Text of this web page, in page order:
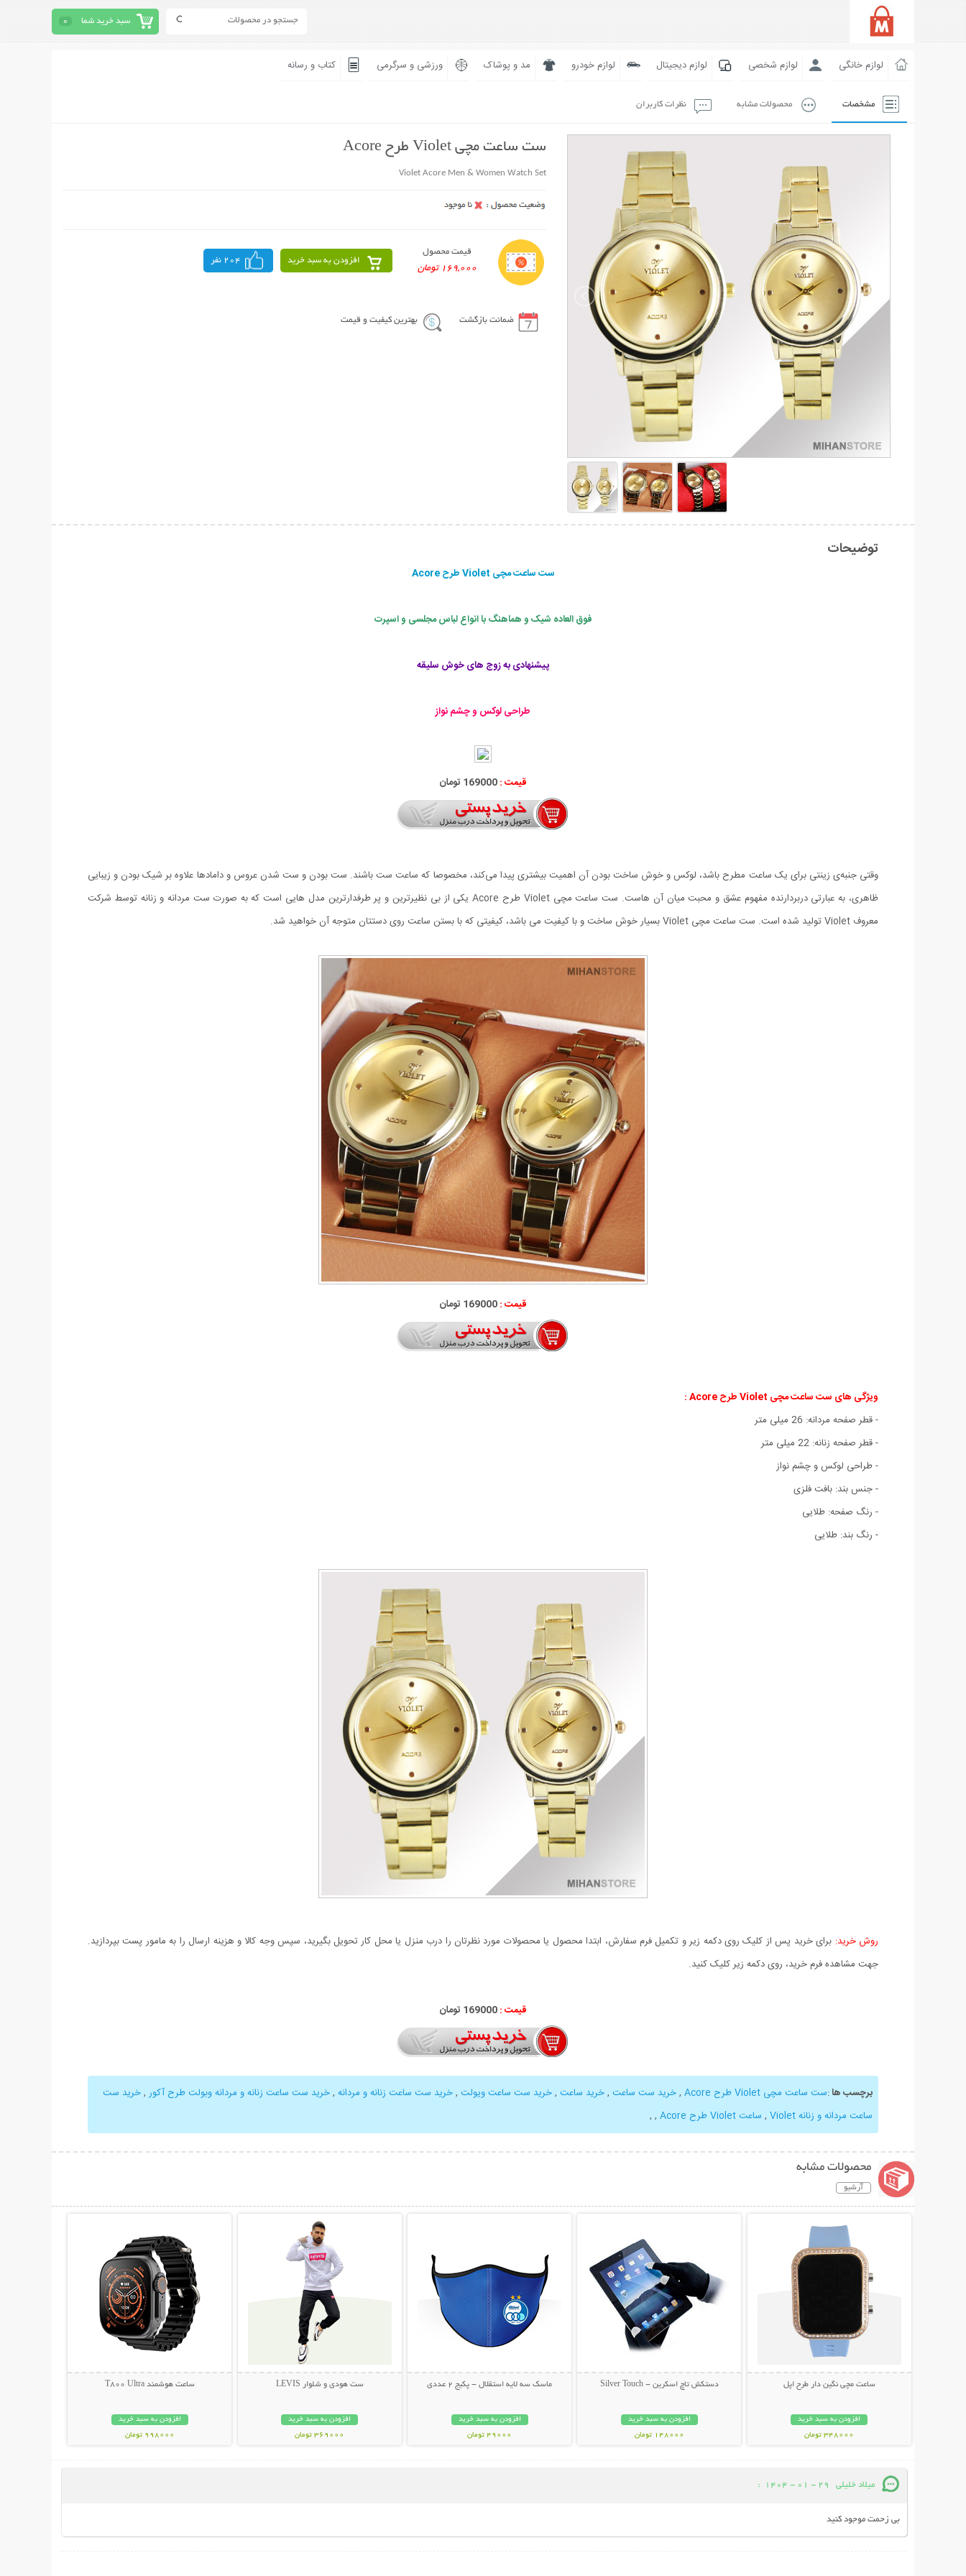
سبد خرید شما 0
لوازم خانگی لوازم شخصی لوازم دیجیتال لوازم خودرو مد و پوشاک ورزشی و سرگرمی کتاب و رسانه
مشخصات محصولات مشابه نظرات کاربران
ست ساعت مچی Violet طرح Acore
Violet Acore Men & Women Watch Set
قیمت محصول
169,000 تومان
افزودن به سبد خرید 204 نفر
ضمانت بازگشت بهترین کیفیت و قیمت
توضیحات
ست ساعت مچی Violet طرح Acore
فوق العاده شیک و هماهنگ با انواع لباس مجلسی و اسپرت
پیشنهادی به زوج های خوش سلیقه
طراحی لوکس و چشم نواز
قیمت :169000 تومان
وقتی جنبه‌ی زینتی برای یک ساعت مطرح باشد، لوکس و خوش ساخت بودن آن اهمیت بیشتری پیدا می‌کند، مخصوصا که ساعت ست باشند. ست بودن و ست شدن عروس و دامادها علاوه بر شیک بودن و زیبایی
ظاهری، به عبارتی دربردارنده مفهوم عشق و محبت میان آن هاست. ست ساعت مچی Violet طرح Acore یکی از بی نظیرترین و پر طرفدارترین مدل هایی است که به صورت ست مردانه و زنانه توسط شرکت
معروف Violet تولید شده است. ست ساعت مچی Violet بسیار خوش ساخت و با کیفیت می باشد، کیفیتی که با بستن ساعت روی دستتان متوجه آن خواهید شد.
قیمت :169000 تومان
ویژگی های ست ساعت مچی Violet طرح Acore :
- قطر صفحه مردانه: 26 میلی متر
- قطر صفحه زنانه: 22 میلی متر
- طراحی لوکس و چشم نواز
- جنس بند: بافت فلزی
- رنگ صفحه: طلایی
- رنگ بند: طلایی
روش خرید: برای خرید پس از کلیک روی دکمه زیر و تکمیل فرم سفارش، ابتدا محصول یا محصولات مورد نظرتان را درب منزل یا محل کار تحویل بگیرید، سپس وجه کالا و هزینه ارسال را به مامور پست بپردازید.
جهت مشاهده فرم خرید، روی دکمه زیر کلیک کنید.
قیمت : 169000 تومان
برچسب ها:ست ساعت مچی Violet طرح Acore ,خرید ست ساعت ,خرید ساعت ,خرید ست ساعت ویولت ,خرید ست ساعت زنانه و مردانه ,خرید ست ساعت زنانه و مردانه وبولت طرح آکور ,خرید ست
ساعت مردانه و زنانه Violet
, ساعت Violet طرح Acore ,
,
محصولات مشابه
آرشیو
ساعت مچی نگین دار طرح اپل
افزودن به سبد خرید
348000 تومان
دستکش تاچ اسکرین - Silver Touch
افزودن به سبد خرید
148000 تومان
ماسک سه لایه استقلال - پکیج 2 عددی
افزودن به سبد خرید
49000 تومان
ست هودی و شلوار LEVIS
افزودن به سبد خرید
369000 تومان
ساعت هوشمند T800 Ultra
افزودن به سبد خرید
998000 تومان
میلاد خلیلی 29 - 01 - 1404
:
بی زحمت موجود کنید